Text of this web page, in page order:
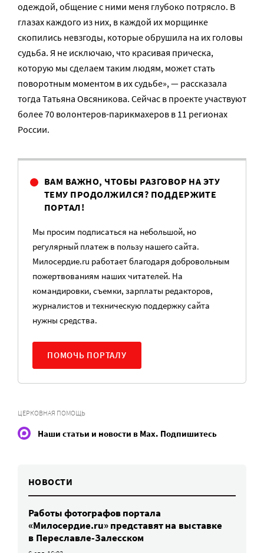
одеждой, общение с ними меня глубоко потрясло. В
глазах каждого из них, в каждой их морщинке
скопились невзгоды, которые обрушила на их головы
судьба. Я не исключаю, что красивая прическа,
которую мы сделаем таким людям, может стать
поворотным моментом в их судьбе», — рассказала
тогда Татьяна Овсяникова. Сейчас в проекте участвуют
более 70 волонтеров-парикмахеров в 11 регионах
России.
ВАМ ВАЖНО, ЧТОБЫ РАЗГОВОР НА ЭТУ
ТЕМУ ПРОДОЛЖИЛСЯ? ПОДДЕРЖИТЕ
ПОРТАЛ!
Мы просим подписаться на небольшой, но
регулярный платеж в пользу нашего сайта.
Милосердие.ru работает благодаря добровольным
пожертвованиям наших читателей. На
командировки, съемки, зарплаты редакторов,
журналистов и техническую поддержку сайта
нужны средства.
ПОМОЧЬ ПОРТАЛУ
ЦЕРКОВНАЯ ПОМОЩЬ
Наши статьи и новости в Max. Подпишитесь
НОВОСТИ
Работы фотографов портала
«Милосердие.ru» представят на выставке
в Переславле-Залесском